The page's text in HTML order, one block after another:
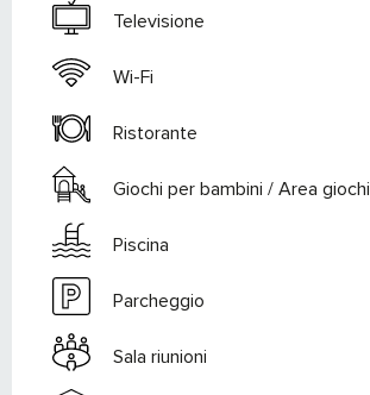
Televisione
Wi-Fi
Ristorante
Giochi per bambini / Area giochi
Piscina
Parcheggio
Sala riunioni